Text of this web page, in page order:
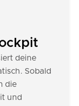
deine
Sobald
die
und